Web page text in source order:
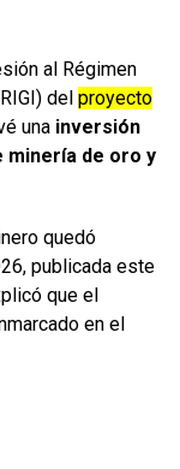
al Régimen
del proyecto
una inversión
minería de oro y
quedó
publicada este
que el
en el